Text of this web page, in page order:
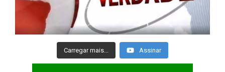
Carregar mais... Assinar